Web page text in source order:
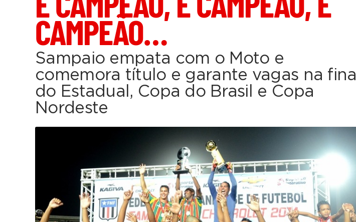
CAMPEÃO…
Sampaio empata com o Moto e
comemora título e garante vagas na final
do Estadual, Copa do Brasil e Copa
Nordeste